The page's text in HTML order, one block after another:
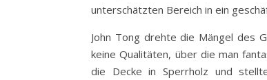
unterschätzten Bereich in ein
John Tong drehte die Mängel des
keine Qualitäten, über die man
die Decke in Sperrholz und